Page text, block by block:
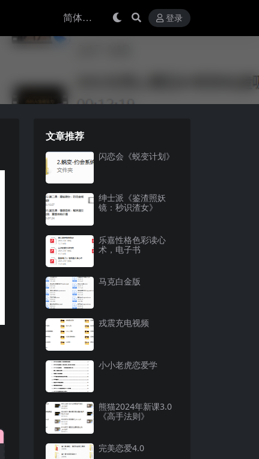
登录
文章推荐
闪恋会《蜕变计划》
绅士派《鉴渣照妖
镜：秒识渣女》
乐嘉性格色彩读心
术，电子书
马克白金版
戎震充电视频
小小老虎恋爱学
熊猫2024年新课3.0
《高手法则》
完美恋爱4.0